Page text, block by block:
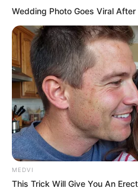
--ad5
§2º Para fins de cômputo
efetivo exercício da atividade
deste artigo, deve-se
comunitário de saúde ou o
afastado em razão do
categoria, assim como o
readaptado, desde que a
de trabalho, de doença
Wedding Photo Goes Viral After
MEDVI
This Trick Will Give You An